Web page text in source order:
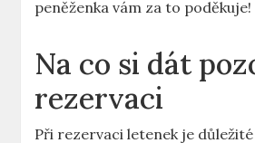
peněženka vám za to poděkuje!
Na co si dát
rezervaci
Při rezervaci letenek je